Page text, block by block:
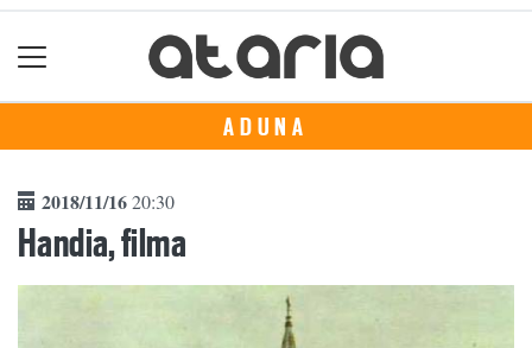
ADUNA
2018/11/1620:30
Handia, filma